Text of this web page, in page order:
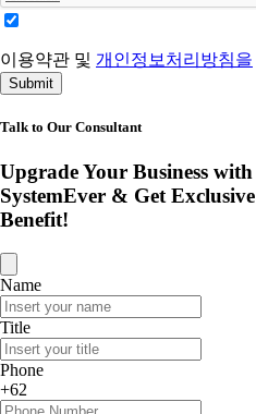
이용약관 및 개인정보처리방침을
Submit
Talk to Our Consultant
Upgrade Your Business with
SystemEver & Get Exclusive
Benefit!
Name
Title
Phone
+62